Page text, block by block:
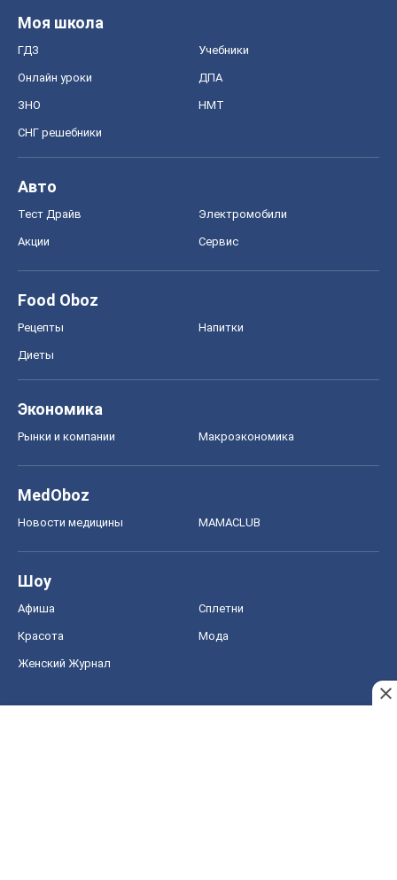
Моя школа
ГДЗ Учебники
Онлайн уроки ДПА
ЗНО НМТ
СНГ решебники
Авто
Тест Драйв Электромобили
Акции Сервис
Food Oboz
Рецепты Напитки
Диеты
Экономика
Рынки и компании Mакроэкономика
MedOboz
Новости медицины MAMACLUB
Шоу
Афиша Сплетни
Красота Мода
Женский Журнал